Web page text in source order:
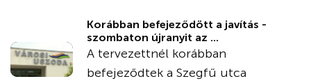
Korábban befejeződött a javítás -
szombaton újranyit az ...
A tervezettnél korábban
befejeződtek a Szegfű utca